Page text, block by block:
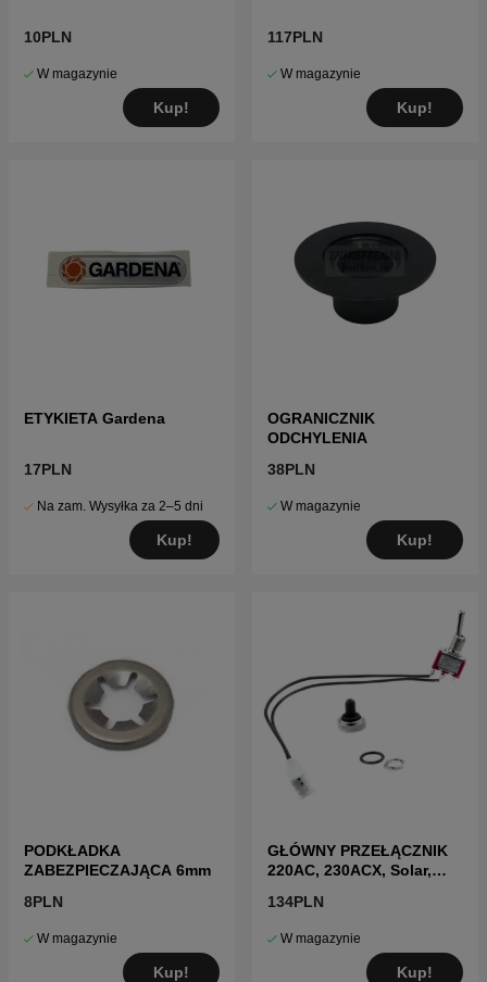
10PLN
W magazynie
Kup!
117PLN
W magazynie
Kup!
ETYKIETA Gardena
17PLN
Na zam. Wysyłka za 2–5 dni
Kup!
OGRANICZNIK
ODCHYLENIA
38PLN
W magazynie
Kup!
PODKŁADKA
ZABEZPIECZAJĄCA 6mm
8PLN
W magazynie
Kup!
GŁÓWNY PRZEŁĄCZNIK
220AC, 230ACX, Solar,
134PLN
W magazynie
Kup!